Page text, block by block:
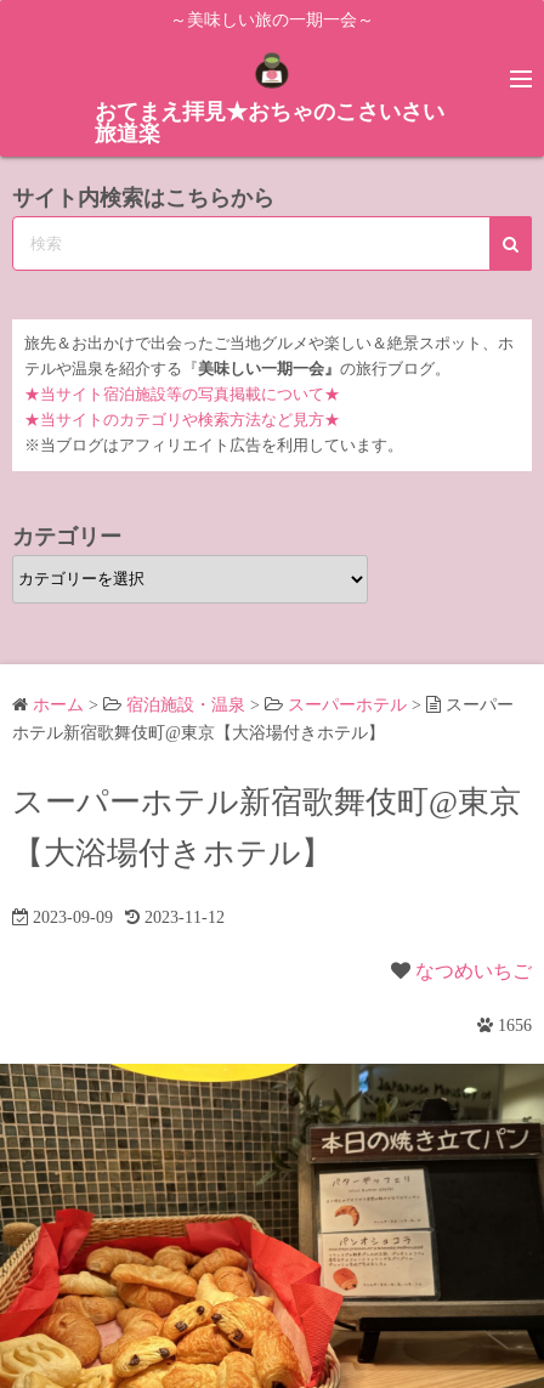
ス
ッ
～美味しい旅の一期一会～
おてまえ拝見★おちゃのこさいさい
旅道楽
サイト内検索はこちらから
旅先＆お出かけで出会ったご当地グルメや楽しい＆絶景スポット、ホ
テルや温泉を紹介する『 美味しい一期一会』 の旅行ブログ。
★当サイト宿泊施設等の写真掲載について★
★当サイトのカテゴリや検索方法など見方★
※当ブログはアフィリエイト広告を利用しています。
カテゴリー
カ
テ
リ
ー ホーム > 宿泊施設・温泉 > スーパーホテル >
スーパー
ホテル新宿歌舞伎町@東京【大浴場付きホテル】
スーパーホテル新宿歌舞伎町@東京
【大浴場付きホテル】
2023-09-09 2023-11-12
なつめいちご
1656